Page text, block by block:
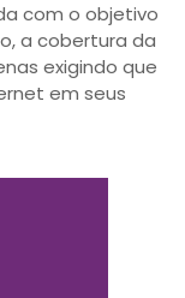
com o objetivo
a cobertura da
exigindo que
em seus